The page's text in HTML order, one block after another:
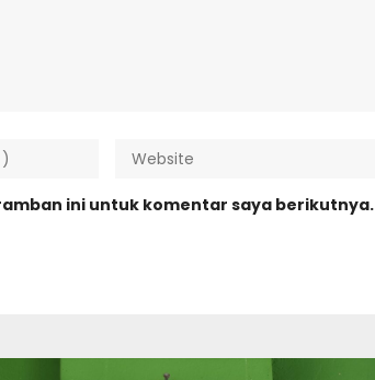
ini untuk komentar saya berikutnya.